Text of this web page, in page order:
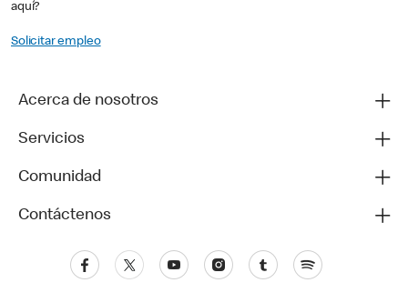
aquí?
Solicitar empleo
Acerca de nosotros
Servicios
Comunidad
Contáctenos